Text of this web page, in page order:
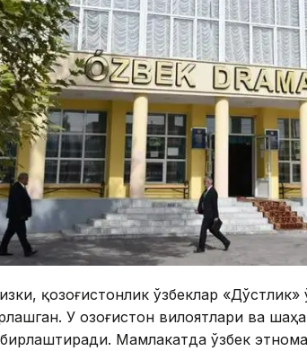
қозоғистонлик ўзбеклар
У Қозоғистон вилоятлари ва
Мамлакатда ўзбек